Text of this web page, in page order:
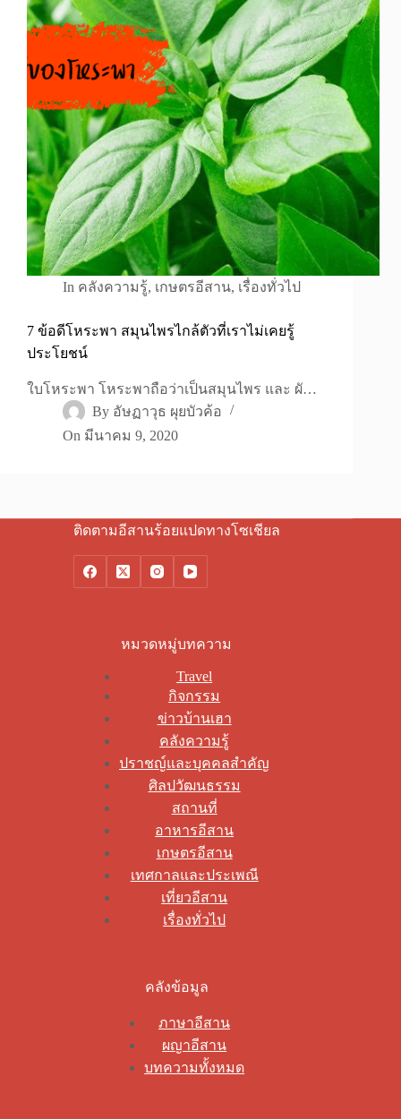
In คลังความรู้, เกษตรอีสาน, เรื่องทั่วไป
7 ข้อดีโหระพา สมุนไพรไกล้ตัวที่เราไม่เคยรู้
ประโยชน์
ใบโหระพา โหระพาถือว่าเป็นสมุนไพร และ ผั…
By อัษฏาวุธ ผุยบัวค้อ
On มีนาคม 9, 2020
ติดตามอีสานร้อยแปดทางโซเชียล
หมวดหมู่บทความ
Travel
กิจกรรม
ข่าวบ้านเฮา
คลังความรู้
ปราชญ์และบุคคลสำคัญ
ศิลปวัฒนธรรม
สถานที่
อาหารอีสาน
เกษตรอีสาน
เทศกาลและประเพณี
เที่ยวอีสาน
เรื่องทั่วไป
คลังข้อมูล
ภาษาอีสาน
ผญาอีสาน
บทความทั้งหมด